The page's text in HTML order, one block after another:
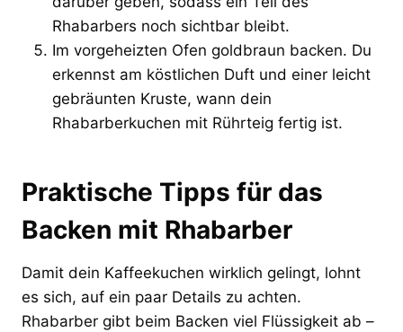
Rhabarbers noch sichtbar bleibt.
Im vorgeheizten Ofen goldbraun backen. Du
erkennst am köstlichen Duft und einer leicht
gebräunten Kruste, wann dein
Rhabarberkuchen mit Rührteig fertig ist.
Praktische Tipps für das
Backen mit Rhabarber
Damit dein Kaffeekuchen wirklich gelingt, lohnt
es sich, auf ein paar Details zu achten.
Rhabarber gibt beim Backen viel Flüssigkeit ab –